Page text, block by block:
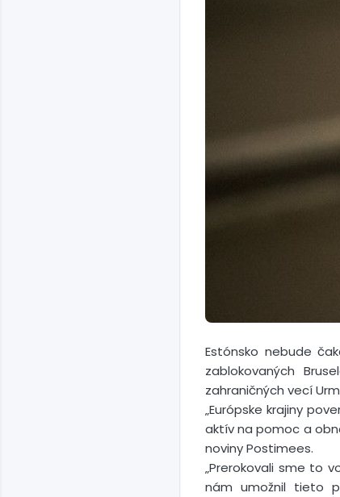
Estónsko nebude
zablokovaných
zahraničných vecí
„Európske krajiny
aktív na pomoc a
noviny Postimees.
„Prerokovali sme to
nám umožnil tieto